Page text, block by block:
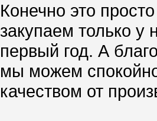
Конечно это
закупаем только у
первый год. А
мы можем
качеством от